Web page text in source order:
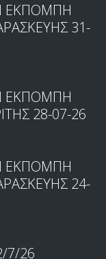
ΕΚΠΟΜΠΗ
31-
ΕΚΠΟΜΠΗ
28-07-26
ΕΚΠΟΜΠΗ
24-
7/26